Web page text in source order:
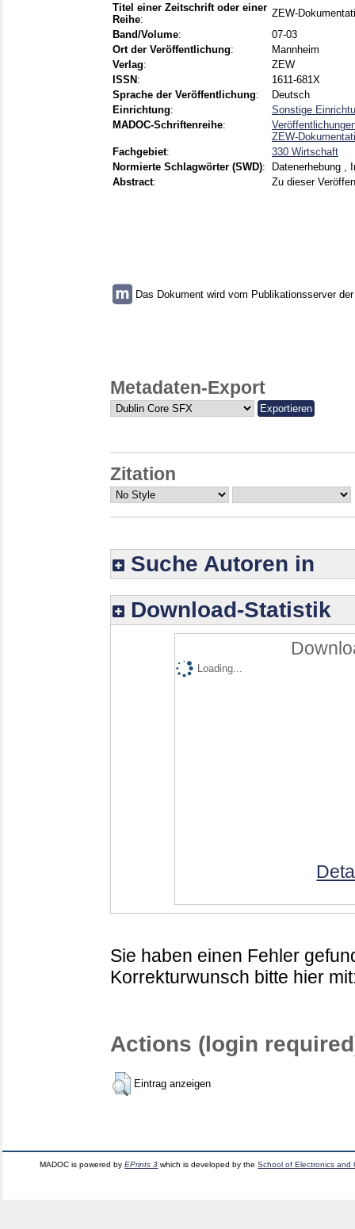
Titel einer Zeitschrift oder einer
Reihe:
ZEW-
Band/Volume:
07-03
Ort der Veröffentlichung:
Mannheim
Verlag:
ZEW
ISSN :
1611-681X
Sprache der Veröffentlichung:
Deutsch
Einrichtung:
Sonstige
MADOC-Schriftenreihe:
ZEW-
Fachgebiet:
330 Wirtschaft
Normierte Schlagwörter (SWD):
Datenerhebung ,
Abstract: Zu dieser
Das Dokument wird vom Publikationsserver
Metadaten-Export
Zitation
Suche Autoren in
Download-Statistik
Loading...
Sie haben einen Fehler
Korrekturwunsch bitte hier
Actions (login
Eintrag anzeigen
MADOC is powered byEPrints 3 which is developed by theSchool of Electronics and